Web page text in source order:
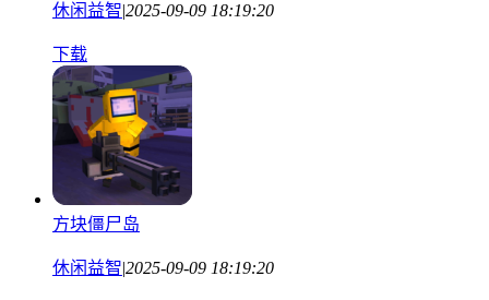
休闲益智|2025-09-09 18:19:20
下载
方块僵尸岛
休闲益智|2025-09-09 18:19:20